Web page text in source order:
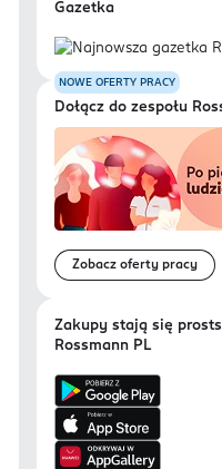
Gazetka
NOWE OFERTY PRACY
Dołącz do zespołu
Zobacz oferty pracy
Zakupy stają się
Rossmann PL